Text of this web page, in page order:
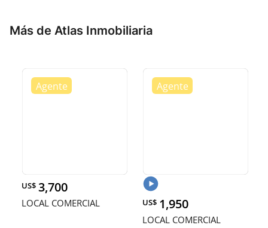
Más de Atlas Inmobiliaria
US$ 3,700
LOCAL COMERCIAL US$ 1,950
LOCAL COMERCIAL